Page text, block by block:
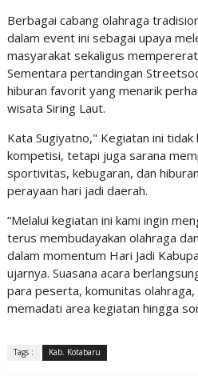
Berbagai cabang olahraga
dalam event ini sebagai upaya
masyarakat sekaligus
Sementara pertandingan
hiburan favorit yang menarik
wisata Siring Laut.
Kata Sugiyatno," Kegiatan ini tidak
kompetisi, tetapi juga sarana
sportivitas, kebugaran, dan
perayaan hari jadi daerah.
“Melalui kegiatan ini kami ingin
terus membudayakan olahraga
dalam momentum Hari Jadi
ujarnya. Suasana acara
para peserta, komunitas
memadati area kegiatan hingga
Tags : Kab. Kotabaru